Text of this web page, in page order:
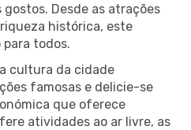
Desde as atrações
histórica, este
todos.
cultura da cidade
famosas e delicie-se
que oferece
atividades ao ar livre, as